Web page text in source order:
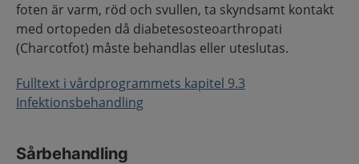
foten är varm, röd och svullen, ta skyndsamt kontakt
med ortopeden då diabetesosteoarthropati
(Charcotfot) måste behandlas eller uteslutas.
Fulltext i vårdprogrammets kapitel 9.3
Infektionsbehandling
Sårbehandling